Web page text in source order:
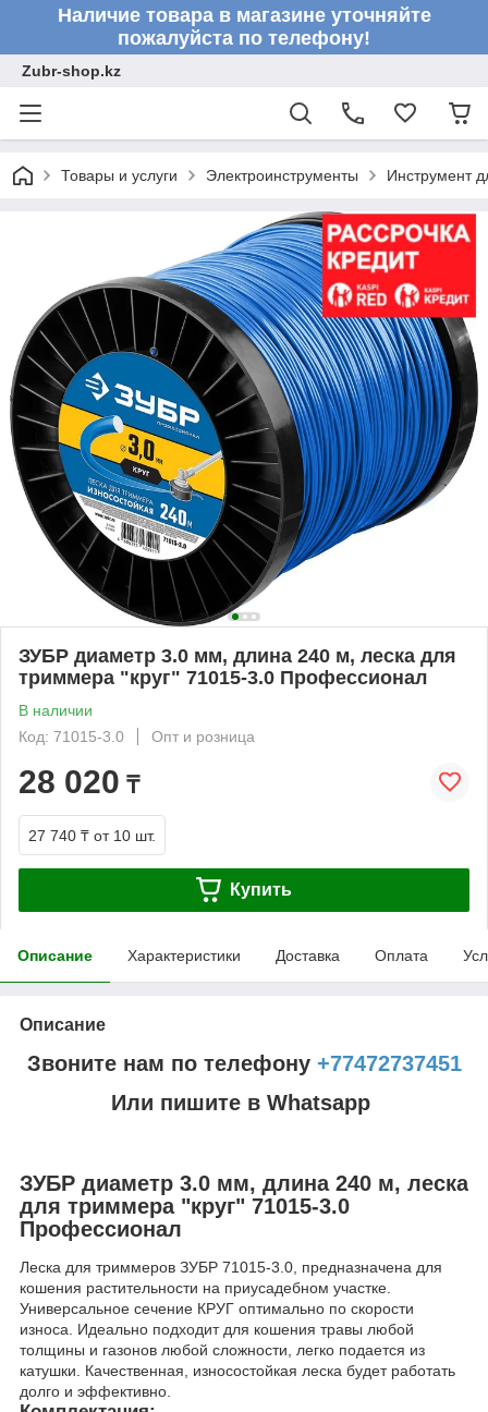
Наличие товара в магазине уточняйте
пожалуйста по телефону!
Zubr-shop.kz
Товары и услуги Электроинструменты Инструмент
ЗУБР диаметр 3.0 мм, длина 240 м, леска для
триммера "круг" 71015-3.0 Профессионал
В наличии
Код: 71015-3.0
Опт и розница
28 020 ₸
27 740 ₸ от 10 шт.
Купить
Описание Характеристики Доставка Оплата
Описание
Звоните нам по телефону +77472737451
Или пишите в Whatsapp
ЗУБР диаметр 3.0 мм, длина 240 м, леска
для триммера "круг" 71015-3.0
Профессионал
Леска для триммеров ЗУБР 71015-3.0, предназначена для
кошения растительности на приусадебном участке.
Универсальное сечение КРУГ оптимально по скорости
износа. Идеально подходит для кошения травы любой
толщины и газонов любой сложности, легко подается из
катушки. Качественная, износостойкая леска будет работать
долго и эффективно.